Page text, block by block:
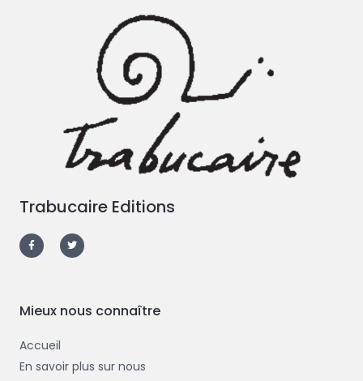
Trabucaire Editions
a
c
e
-
f
w
i
t
Mieux nous connaître
Accueil
En savoir plus sur nous